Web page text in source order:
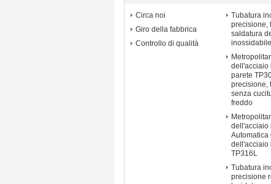
Circa noi
Giro della fabbrica
Controllo di qualità
di precisione
Tubatura
precisione,
saldatura
dell'acciaio
parete
precisione,
senza
freddo
dell'acciaio
Automatica
dell'acciaio
TP316L
Tubatura
precisione